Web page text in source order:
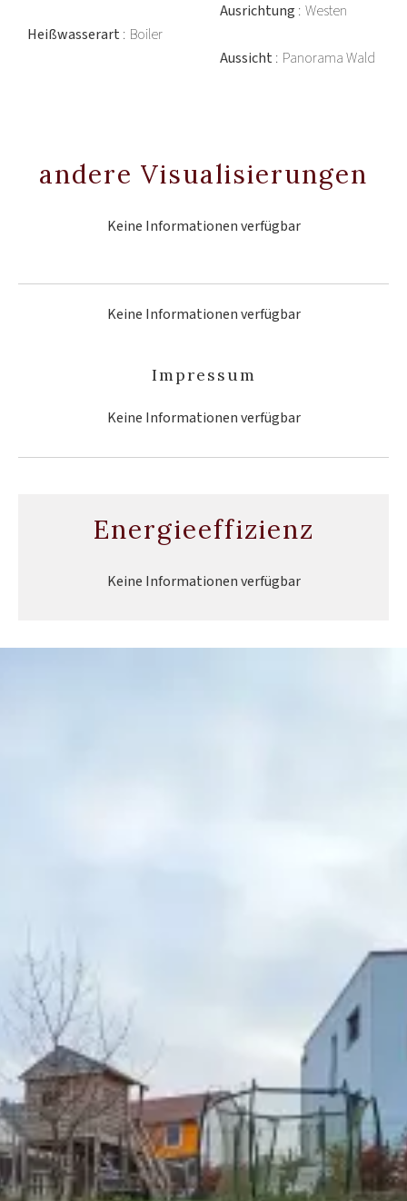
Heißwasserart Boiler
Ausrichtung Westen
Aussicht Panorama Wald
andere Visualisierungen
Keine Informationen verfügbar
Keine Informationen verfügbar
Impressum
Keine Informationen verfügbar
Energieeffizienz
Keine Informationen verfügbar